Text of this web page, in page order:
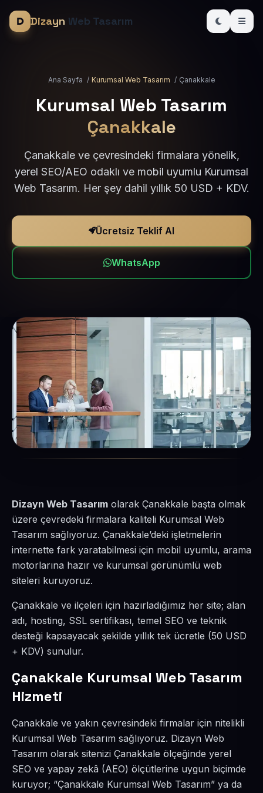
Dizayn Web Tasarım
Ana Sayfa / Kurumsal Web Tasarım / Çanakkale
Kurumsal Web Tasarım
Çanakkale
Çanakkale ve çevresindeki firmalara yönelik,
yerel SEO/AEO odaklı ve mobil uyumlu Kurumsal
Web Tasarım. Her şey dahil yıllık 50 USD + KDV.
Ücretsiz Teklif Al
WhatsApp
Dizayn Web Tasarım olarak Çanakkale başta olmak
üzere çevredeki firmalara kaliteli Kurumsal Web
Tasarım sağlıyoruz. Çanakkale’deki işletmelerin
internette fark yaratabilmesi için mobil uyumlu, arama
motorlarına hazır ve kurumsal görünümlü web
siteleri kuruyoruz.
Çanakkale ve ilçeleri için hazırladığımız her site; alan
adı, hosting, SSL sertifikası, temel SEO ve teknik
desteği kapsayacak şekilde yıllık tek ücretle (50 USD
+ KDV) sunulur.
Çanakkale Kurumsal Web Tasarım
Hizmeti
Çanakkale ve yakın çevresindeki firmalar için nitelikli
Kurumsal Web Tasarım sağlıyoruz. Dizayn Web
Tasarım olarak sitenizi Çanakkale ölçeğinde yerel
SEO ve yapay zekâ (AEO) ölçütlerine uygun biçimde
kuruyor; “Çanakkale Kurumsal Web Tasarım” ya da